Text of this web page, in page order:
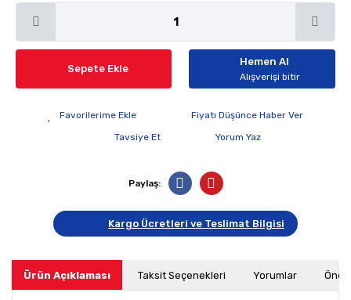
Sepete Ekle
Hemen Al
Alışverişi bitir
Fiyatı Düşünce Haber Ver
Tavsiye Et
Yorum Yaz
Paylaş:
Kargo Ücretleri ve Teslimat Bilgisi
Ürün Açıklaması Taksit Seçenekleri Yorumlar